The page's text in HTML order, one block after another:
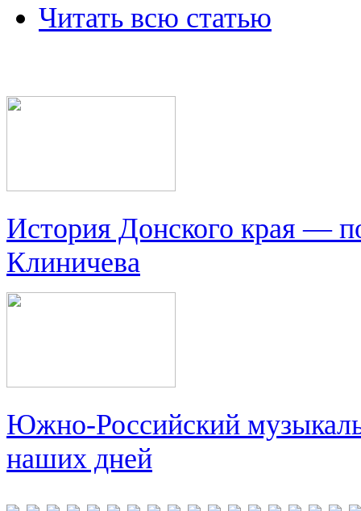
Читать всю статью
История Донского края —
Клиничева
Южно-Российский
наших дней